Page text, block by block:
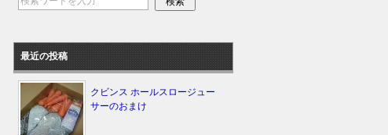
最近の投稿
クビンス ホールスロージュー
サーのおまけ